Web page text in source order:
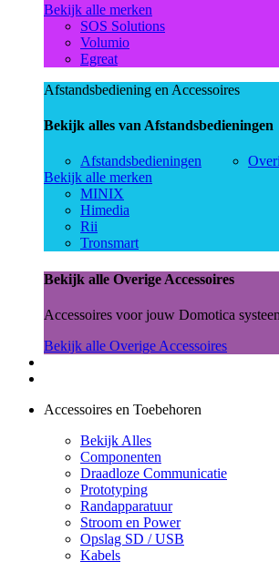
Bekijk alle merken
SOS Solutions
Volumio
Egreat
Afstandsbediening en Accessoires
Bekijk alles van Afstandsbedieningen
Afstandsbedieningen
Bekijk alle merken
MINIX
Himedia
Rii
Tronsmart
Bekijk alle Overige Accessoires
Accessoires voor jouw Domotica
Bekijk alle Overige Accessoires
Accessoires en Toebehoren
Bekijk Alles
Componenten
Draadloze Communicatie
Prototyping
Randapparatuur
Stroom en Power
Opslag SD / USB
Kabels